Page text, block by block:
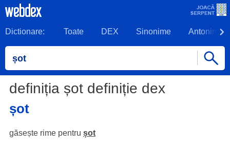
Dictionare: Toate DEX Sinonime Antonime
definiția șot definiție dex
șot
găsește rime pentru șot